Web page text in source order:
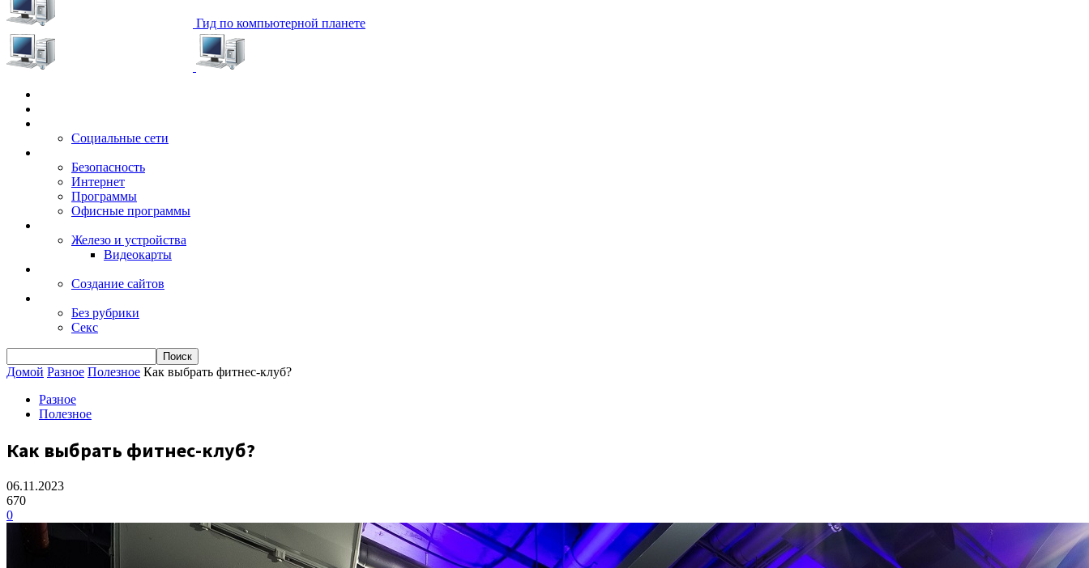
Гид по компьютерной планете
Социальные сети
Безопасность
Интернет
Программы
Офисные программы
Железо и устройства
Видеокарты
Создание сайтов
Без рубрики
Секс
Домой Разное Полезное Как выбрать фитнес-клуб?
Разное
Полезное
Как выбрать фитнес-клуб?
06.11.2023
670
0